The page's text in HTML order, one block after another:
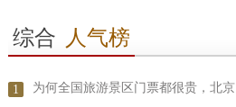
综合 人气榜
1 为何全国旅游景区门票都很贵，北京